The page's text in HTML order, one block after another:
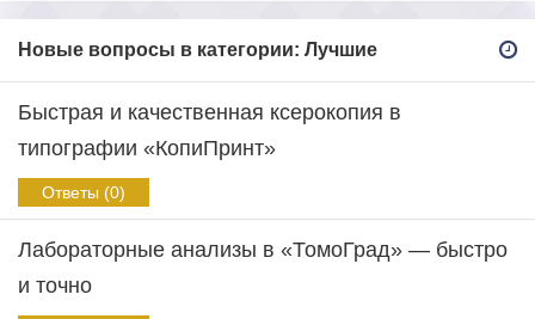
Новые вопросы в категории: Лучшие
Быстрая и качественная ксерокопия в
типографии «КопиПринт»
Ответы (0)
Лабораторные анализы в «ТомоГрад» — быстро
и точно